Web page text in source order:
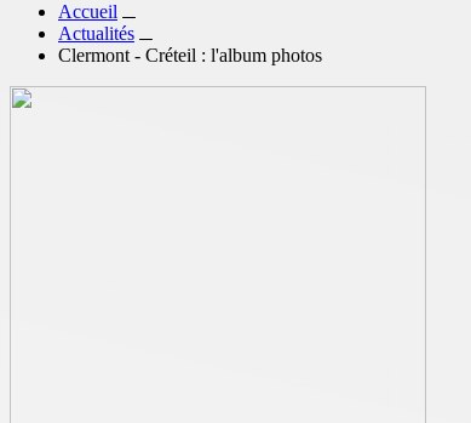
Accueil
Actualités
Clermont - Créteil : l'album photos